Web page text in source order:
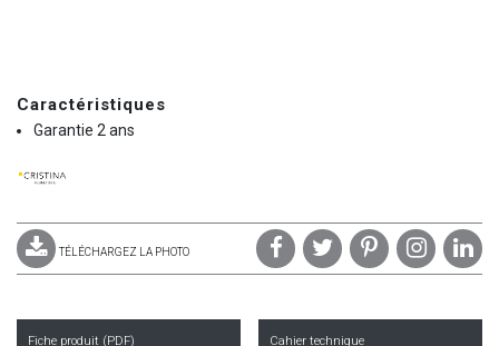
Caractéristiques
Garantie 2 ans
TÉLÉCHARGEZ LA PHOTO
Fiche produit (PDF) Cahier technique